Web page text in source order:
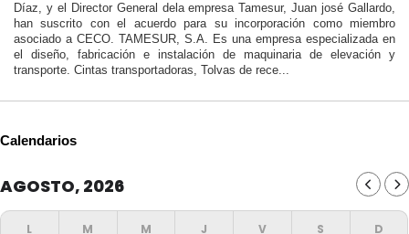
Díaz, y el Director General dela empresa Tamesur, Juan josé Gallardo,
han suscrito con el acuerdo para su incorporación como miembro
asociado a CECO. TAMESUR, S.A. Es una empresa especializada en
el diseño, fabricación e instalación de maquinaria de elevación y
transporte. Cintas transportadoras, Tolvas de rece...
Calendarios
AGOSTO, 2026